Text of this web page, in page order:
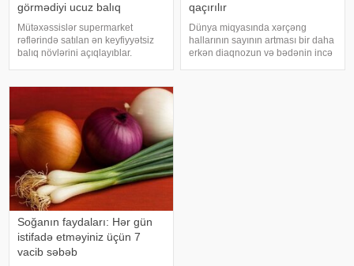
görmədiyi ucuz balıq
Mütəxəssislər supermarket
rəflərində satılan ən keyfiyyətsiz
balıq növlərini açıqlayıblar.
görünür. xarici mediaya istinadən
xəbər verir ki, supermarketlərdək
qaçırılır
Dünya miqyasında xərçəng
hallarının sayının artması bir daha
erkən diaqnozun və bədənin incə
Soğanın faydaları: Hər gün
istifadə etməyiniz üçün 7
vacib səbəb